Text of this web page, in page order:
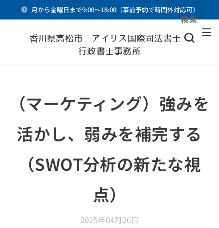
月から金曜日まで9:00～18:00（事前予約で時間外対応可）
香川県高松市 アイリス国際司法書士・
行政書士事務所
検索
（マーケティング）強みを
活かし、弱みを補完する
（SWOT分析の新たな視
点）
2025年04月26日